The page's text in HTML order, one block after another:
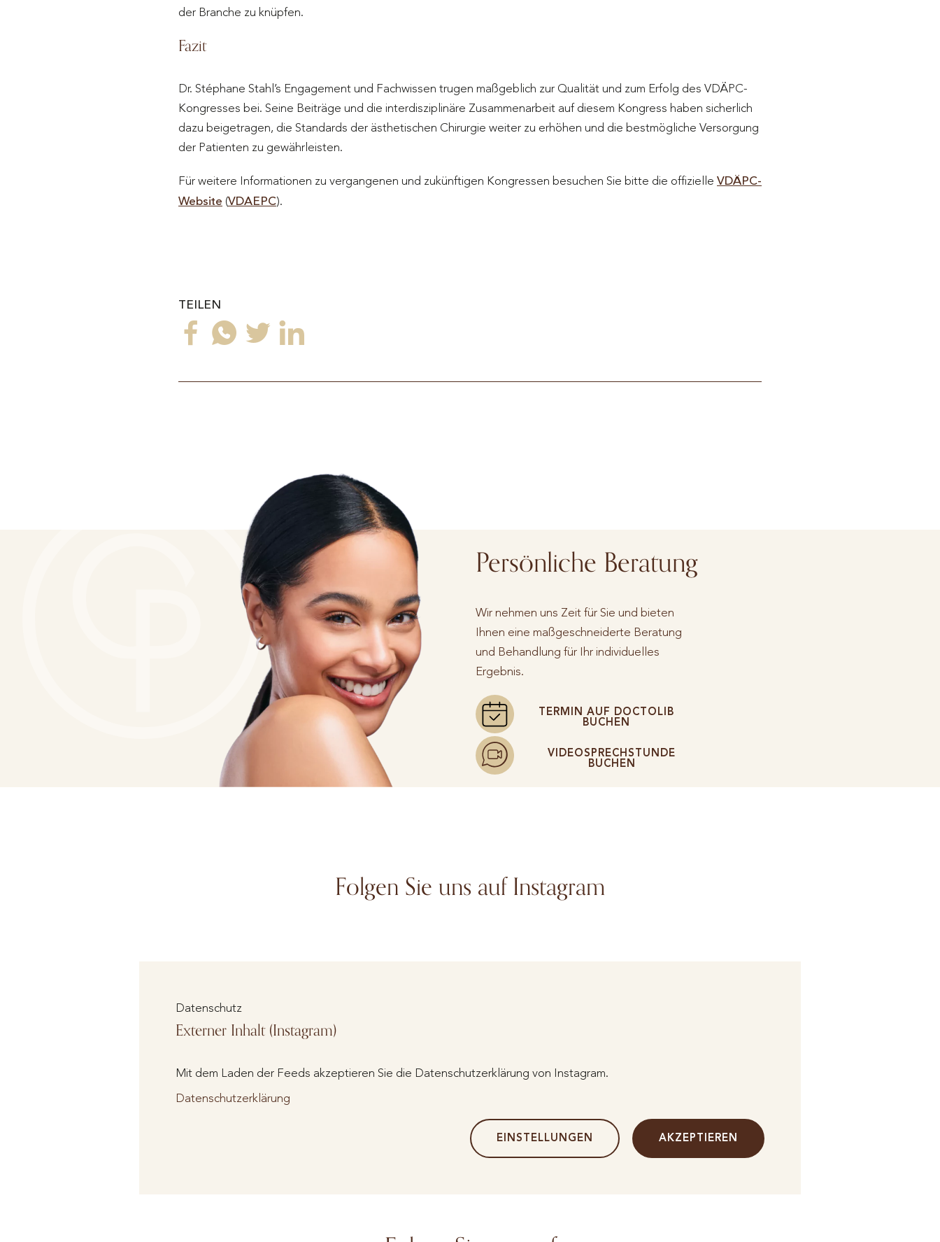
der Branche zu knüpfen.
Fazit
Dr. Stéphane Stahl’s Engagement und Fachwissen trugen maßgeblich zur Qualität und zum Erfolg des VDÄPC-
Kongresses bei. Seine Beiträge und die interdisziplinäre Zusammenarbeit auf diesem Kongress haben sicherlich
dazu beigetragen, die Standards der ästhetischen Chirurgie weiter zu erhöhen und die bestmögliche Versorgung
der Patienten zu gewährleisten.
Für weitere Informationen zu vergangenen und zukünftigen Kongressen besuchen Sie bitte die offizielle VDÄPC-
Website ​ (VDAEPC)​.
TEILEN
Persönliche Beratung
Wir nehmen uns Zeit für Sie und bieten
Ihnen eine maßgeschneiderte Beratung
und Behandlung für Ihr individuelles
Ergebnis.
TERMIN AUF DOCTOLIB
BUCHEN
VIDEOSPRECHSTUNDE
BUCHEN
Folgen Sie uns auf Instagram
Datenschutz
Externer Inhalt (Instagram)
Mit dem Laden der Feeds akzeptieren Sie die Datenschutzerklärung von Instagram.
Datenschutzerklärung
EINSTELLUNGEN AKZEPTIEREN